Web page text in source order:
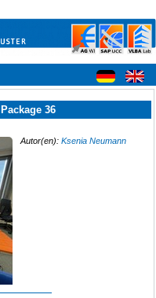
36
Autor(en): Ksenia Neumann